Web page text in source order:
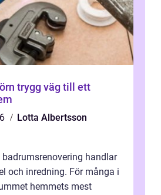
ett
Lotta Albertsson
badrumsrenovering handlar
och inredning. För många i
hemmets mest